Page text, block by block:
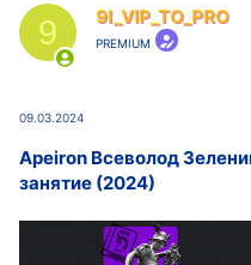
а
9 9l_VIP_TO_PRO
PREMIUM
09.03.2024
Apeiron Всеволод
занятие (2024)